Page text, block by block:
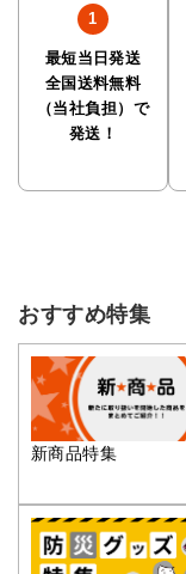
最短当日発送
全国送料無料
（当社負担）で
発送！
おすすめ特集
新商品特集